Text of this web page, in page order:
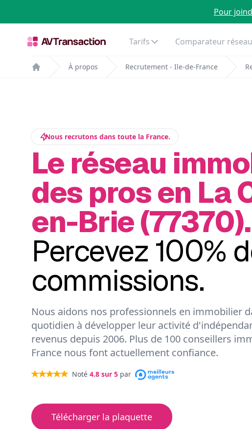
Pour
Tarifs Comparateur
Home
À propos Recrutement - Ile-de-France
Nous recrutons dans toute la France.
Le réseau
des pros en La
en-Brie (77370).
Percevez 100%
commissions.
Nous aidons nos professionnels en immobilier
quotidien à développer leur activité
revenus depuis 2006. Plus de 100 conseillers
France nous font actuellement confiance.
Noté 4.8 sur 5 par
Télécharger la plaquette